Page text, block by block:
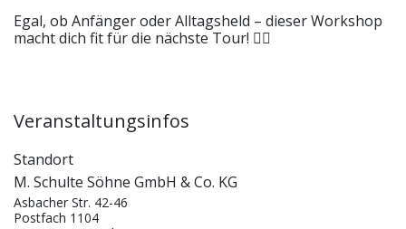
Egal, ob Anfänger oder Alltagsheld – dieser Workshop
macht dich fit für die nächste Tour! 🚴‍♀️
Veranstaltungsinfos
Standort
M. Schulte Söhne GmbH & Co. KG
Asbacher Str. 42-46
Postfach 1104